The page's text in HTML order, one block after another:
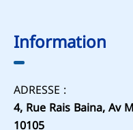
Information
ADRESSE :
4, Rue Rais Baina, Av
10105